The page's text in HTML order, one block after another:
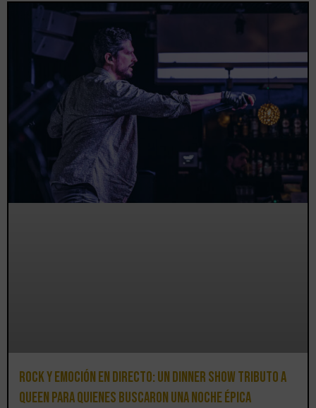
Rock y emoción en directo: un Dinner Show Tributo a
Queen para quienes buscaron una noche épica